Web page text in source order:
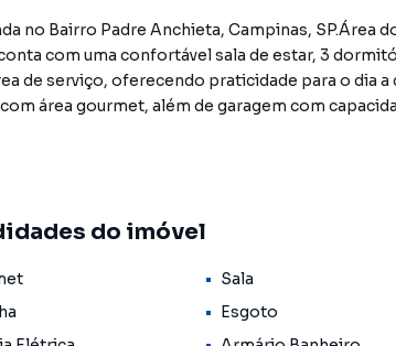
no Bairro Padre Anchieta, Campinas, SP.Área
com uma confortável sala de estar, 3
de serviço, oferecendo praticidade para o dia
área gourmet, além de garagem com
a Anhanguera e a Dom Pedro I. Além disso, a
proporcionando um ambiente
neste site, estão sujeitos a sofrer alterações
Reservamos o direito de qualquer erro de
do imóvel
Sala
Esgoto